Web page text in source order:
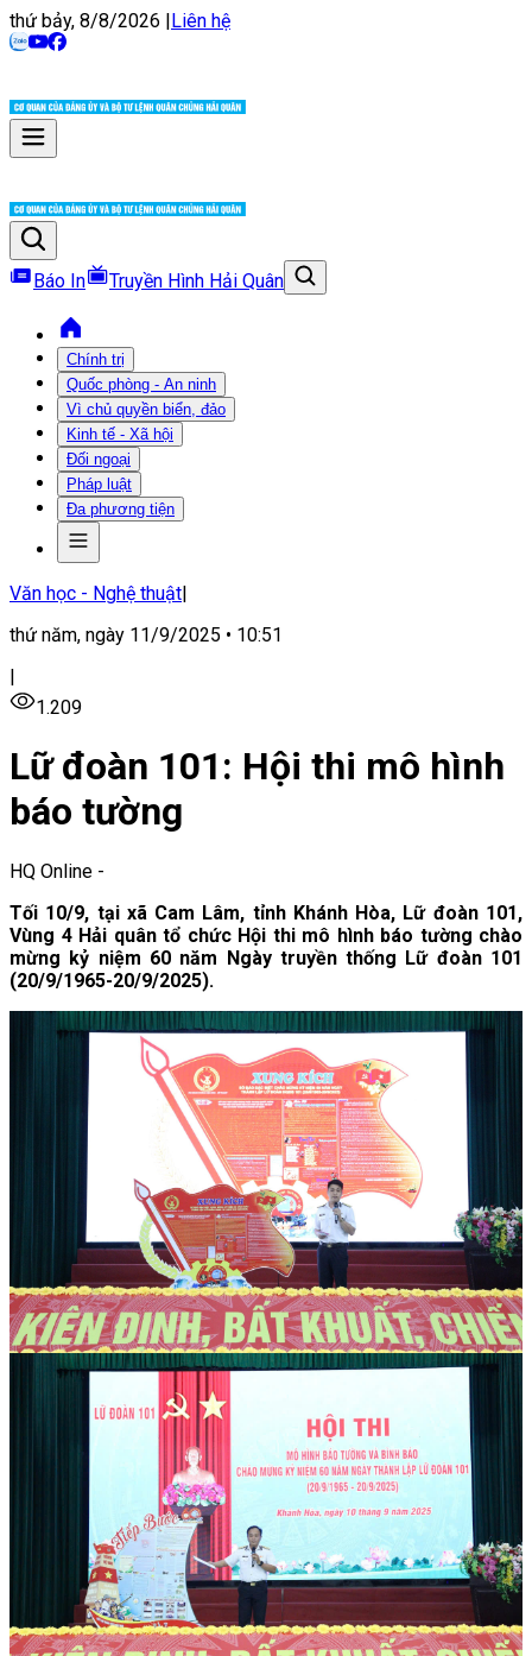
thứ bảy, 8/8/2026 |Liên hệ
Báo In Truyền Hình Hải Quân
Chính trị
Quốc phòng - An ninh
Vì chủ quyền biển, đảo
Kinh tế - Xã hội
Đối ngoại
Pháp luật
Đa phương tiện
Văn học - Nghệ thuật|
thứ năm, ngày 11/9/2025 • 10:51
|
1.209
Lữ đoàn 101: Hội thi mô hình
báo tường
HQ Online -
Tối 10/9, tại xã Cam Lâm, tỉnh Khánh Hòa, Lữ đoàn 101,
Vùng 4 Hải quân tổ chức Hội thi mô hình báo tường chào
mừng kỷ niệm 60 năm Ngày truyền thống Lữ đoàn 101
(20/9/1965-20/9/2025).